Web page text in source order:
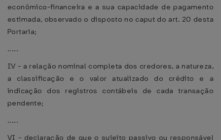
econômico-financeira e a sua capacidade de pagamento
estimada, observado o disposto no caput do art. 20 desta
Portaria;
.....
IV - a relação nominal completa dos credores, a natureza,
a classificação e o valor atualizado do crédito e a
indicação dos registros contábeis de cada transação
pendente;
.....
VI - declaração de que o sujeito passivo ou responsável